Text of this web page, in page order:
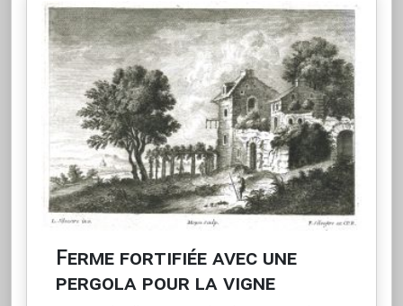
Ferme fortifiée avec une
pergola pour la vigne